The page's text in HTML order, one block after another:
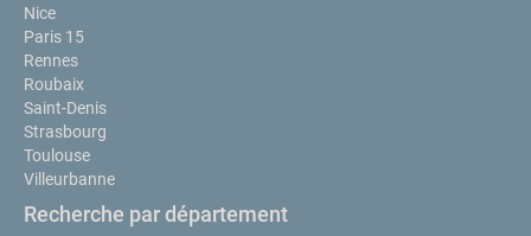
Nice
Paris 15
Rennes
Roubaix
Saint-Denis
Strasbourg
Toulouse
Villeurbanne
Recherche par département